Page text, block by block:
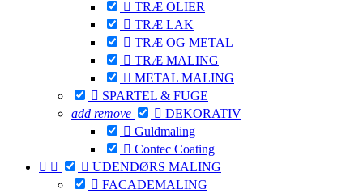
 TRÆ OLIER
 TRÆ LAK
 TRÆ OG METAL
 TRÆ MALING
 METAL MALING
 SPARTEL & FUGE
add remove  DEKORATIV
 Guldmaling
 Contec Coating
   UDENDØRS MALING
 FACADEMALING